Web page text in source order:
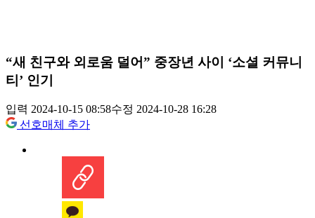
“새 친구와 외로움 덜어” 중장년 사이 ‘소셜 커뮤니
티’ 인기
입력 2024-10-15 08:58수정 2024-10-28 16:28
선호매체 추가